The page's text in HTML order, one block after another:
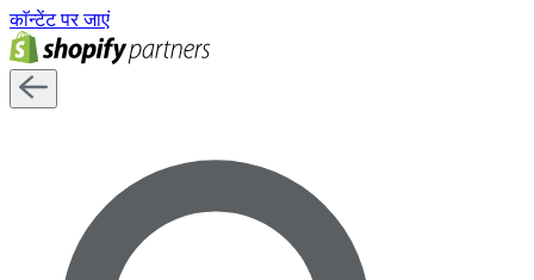
काॅन्टेंट पर जाएं